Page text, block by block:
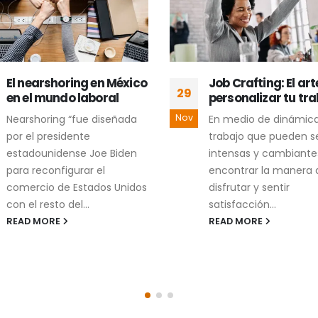
Job Crafting: El arte de
personalizar tu trabajo
En medio de dinámicas de
trabajo que pueden ser
intensas y cambiantes,
encontrar la manera de
disfrutar y sentir
satisfacción...
READ MORE
18
Sep
Gestión del talento
analítico en la
La demanda de
profesionistas en
ha crecido
en los últimos años.
mayor digitalización y
abundancia de...
READ MORE